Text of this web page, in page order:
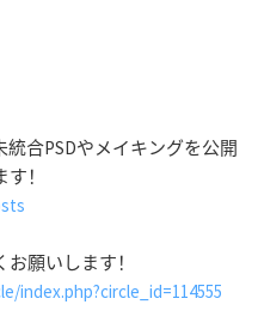
統合PSDやメイキングを公開
！
願いします！
index.php?circle_id=114555